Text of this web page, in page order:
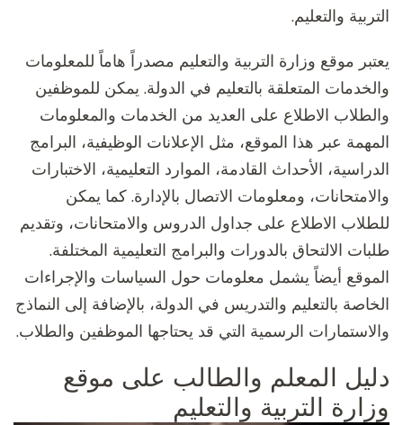
التربية والتعليم.
يعتبر موقع وزارة التربية والتعليم مصدراً هاماً للمعلومات
والخدمات المتعلقة بالتعليم في الدولة. يمكن للموظفين
والطلاب الاطلاع على العديد من الخدمات والمعلومات
المهمة عبر هذا الموقع، مثل الإعلانات الوظيفية، البرامج
الدراسية، الأحداث القادمة، الموارد التعليمية، الاختبارات
والامتحانات، ومعلومات الاتصال بالإدارة. كما يمكن
للطلاب الاطلاع على جداول الدروس والامتحانات، وتقديم
طلبات الالتحاق بالدورات والبرامج التعليمية المختلفة.
الموقع أيضاً يشمل معلومات حول السياسات والإجراءات
الخاصة بالتعليم والتدريس في الدولة، بالإضافة إلى النماذج
والاستمارات الرسمية التي قد يحتاجها الموظفين والطلاب.
دليل المعلم والطالب على موقع
وزارة التربية والتعليم